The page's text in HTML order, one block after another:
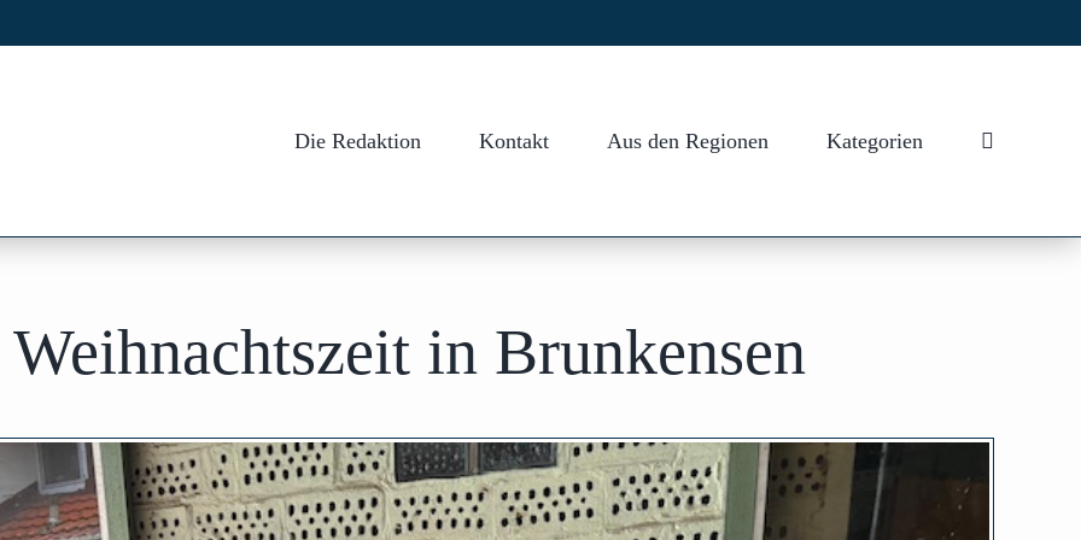
Die Redaktion Kontakt Aus den Regionen Kategorien
in Brunkensen